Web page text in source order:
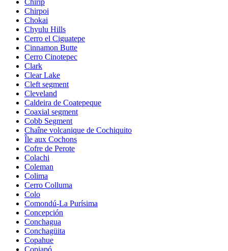
Chirpoi
Chokai
Chyulu Hills
Cerro el Ciguatepe
Cinnamon Butte
Cerro Cinotepec
Clark
Clear Lake
Cleft segment
Cleveland
Caldeira de Coatepeque
Coaxial segment
Cobb Segment
Chaîne volcanique de Cochiquito
Île aux Cochons
Cofre de Perote
Colachi
Coleman
Colima
Cerro Colluma
Colo
Comondú-La Purísima
Concepción
Conchagua
Conchagüita
Copahue
Copiapó